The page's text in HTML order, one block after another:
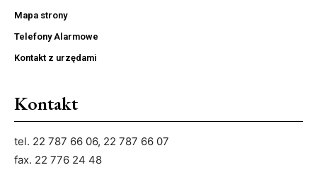
Mapa strony
Telefony Alarmowe
Kontakt z urzędami
Kontakt
tel. 22 787 66 06, 22 787 66 07
fax. 22 776 24 48